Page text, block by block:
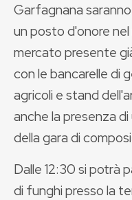
Garfagnana
un posto d'onore
mercato presente
con le bancarelle di
agricoli e stand
anche la presenza
della gara di
Dalle 12:30 si potrà
di funghi presso la